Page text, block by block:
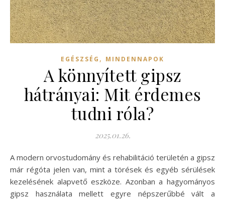
EGÉSZSÉG , MINDENNAPOK
A könnyített gipsz
hátrányai: Mit érdemes
tudni róla?
2025.01.26.
A modern orvostudomány és rehabilitáció területén a gipsz
már régóta jelen van, mint a törések és egyéb sérülések
kezelésének alapvető eszköze. Azonban a hagyományos
gipsz használata mellett egyre népszerűbbé vált a